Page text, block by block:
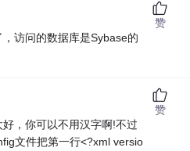
访问的数据库是Sybase的
赞
，你可以不用汉字啊!不过
文件把第一行<?xml versio
赞